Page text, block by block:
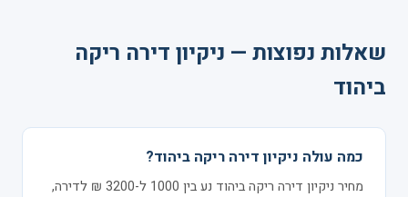
שאלות נפוצות — ניקיון דירה ריקה
ביהוד
כמה עולה ניקיון דירה ריקה ביהוד?
מחיר ניקיון דירה ריקה ביהוד נע בין 1000 ל-3200 ₪ לדירה,